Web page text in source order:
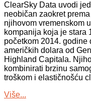
ClearSky Data uvodi
neobičan zaokret
njihovom vremenskom
kompanija koja je stara
početkom 2014.
američkih dolara od
Highland Capitala.
kombinirati brzinu
troškom i elastičnošću
Više...